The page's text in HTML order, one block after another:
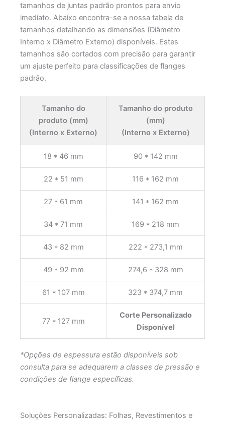
tamanhos de juntas padrão prontos para envio
imediato. Abaixo encontra-se a nossa tabela de
tamanhos detalhando as dimensões (Diâmetro
Interno x Diâmetro Externo) disponíveis. Estes
tamanhos são cortados com precisão para garantir
um ajuste perfeito para classificações de flanges
padrão.
Tamanho do
produto (mm)
(Interno x Externo)
Tamanho do produto
(mm)
(Interno x Externo)
18 * 46 mm 90 * 142 mm
22 * 51 mm 116 * 162 mm
27 * 61 mm 141 * 162 mm
34 * 71 mm 169 * 218 mm
43 * 82 mm 222 * 273,1 mm
49 * 92 mm 274,6 * 328 mm
61 * 107 mm 323 * 374,7 mm
77 * 127 mm
Corte Personalizado
Disponível
*Opções de espessura estão disponíveis sob
consulta para se adequarem a classes de pressão e
condições de flange específicas.
Soluções Personalizadas: Folhas, Revestimentos e